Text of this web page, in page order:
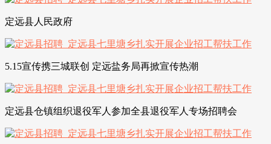
定远县人民政府
5.15宣传携三城联创 定远盐务局再掀宣传热潮
定远县仓镇组织退役军人参加全县退役军人专场招聘会